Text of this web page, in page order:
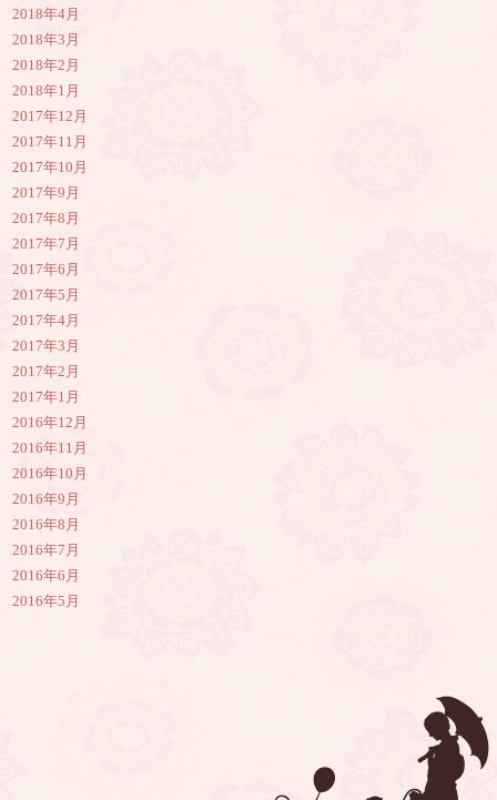
2018年4月
2018年3月
2018年2月
2018年1月
2017年12月
2017年11月
2017年10月
2017年9月
2017年8月
2017年7月
2017年6月
2017年5月
2017年4月
2017年3月
2017年2月
2017年1月
2016年12月
2016年11月
2016年10月
2016年9月
2016年8月
2016年7月
2016年6月
2016年5月